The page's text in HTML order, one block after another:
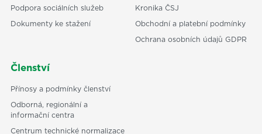
Podpora sociálních služeb
Dokumenty ke stažení
Kronika ČSJ
Obchodní a platební podmínky
Ochrana osobních údajů GDPR
Členství
Přínosy a podmínky členství
Odborná, regionální a
informační centra
Centrum technické normalizace